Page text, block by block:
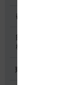
都市間高速道路料金割
鋼少数主桁橋の床版下
検討委員会
東名高速道路宇利トン